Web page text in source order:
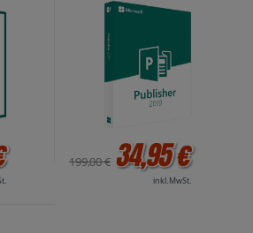
199,00 € 34,95 €
inkl. MwSt.